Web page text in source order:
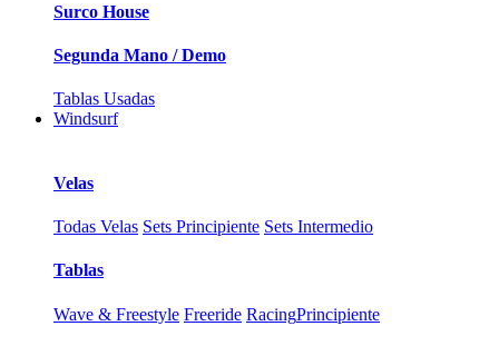
Surco House
Segunda Mano / Demo
Tablas Usadas
Windsurf
Velas
Todas Velas Sets Principiente Sets Intermedio
Tablas
Wave & Freestyle Freeride RacingPrincipiente